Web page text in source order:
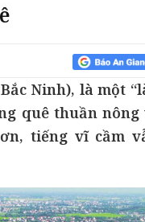
Ninh), là một
quê thuần
tiếng vĩ cầm